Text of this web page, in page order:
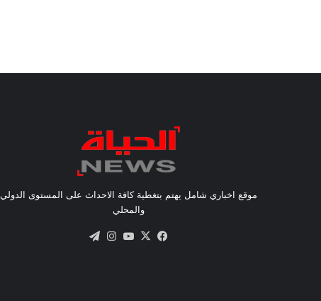
موقع اخباري شامل يهتم بتغطية كافة الاحداث على المستوى الدولي
والمحلي
فيسبوك
X يوتيوبانستقرام